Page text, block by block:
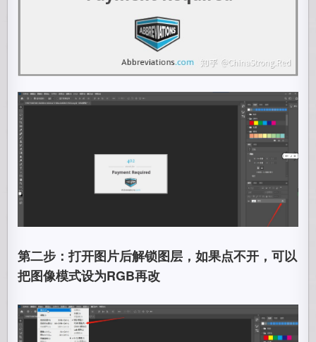
第二步：打开图片后解锁图层，如果点不开，可以
把图像模式设为RGB再改